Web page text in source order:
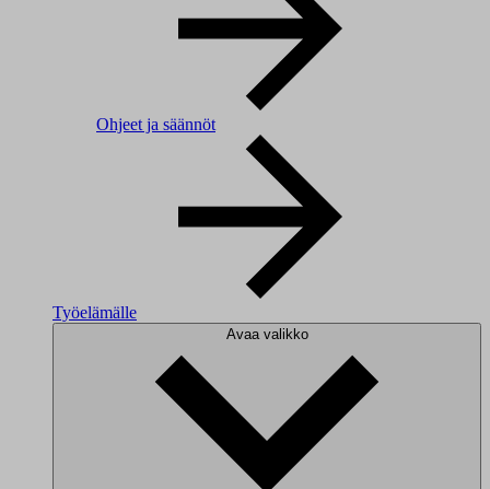
Ohjeet ja säännöt
Työelämälle
Avaa valikko